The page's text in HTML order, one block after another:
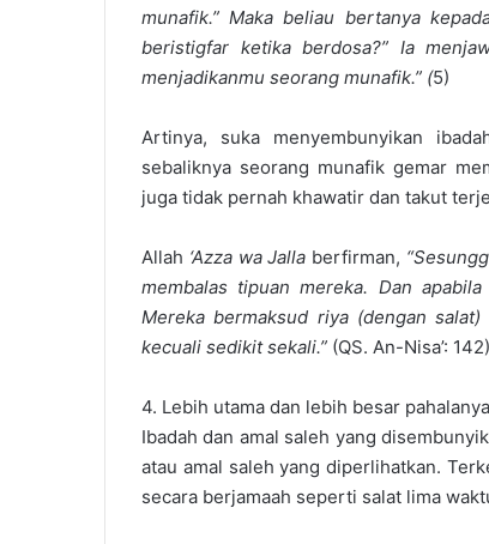
munafik.” Maka beliau bertanya
beristigfar ketika berdosa?” Ia
menjadikanmu seorang munafik.” (5)
Artinya, suka menyembunyikan
sebaliknya seorang munafik gemar
juga tidak pernah khawatir dan takut
Allah ‘Azza wa Jalla berfirman,
membalas tipuan mereka. Dan
Mereka bermaksud riya (dengan
kecuali sedikit sekali.” (QS. An-Nisa’:
4. Lebih utama dan lebih besar
Ibadah dan amal saleh yang
atau amal saleh yang diperlihatkan.
secara berjamaah seperti salat lima